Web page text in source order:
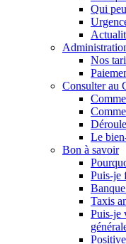
Qui
Nos
Consulter au
Le
Bon à savoir
Puis-je
Taxis
Puis-je